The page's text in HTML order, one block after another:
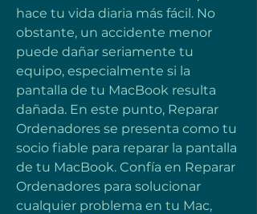
hace tu vida diaria más fácil. No
obstante, un accidente menor
puede dañar seriamente tu
equipo, especialmente si la
pantalla de tu MacBook resulta
dañada. En este punto, Reparar
Ordenadores se presenta como tu
socio fiable para reparar la pantalla
de tu MacBook. Confía en Reparar
Ordenadores para solucionar
cualquier problema en tu Mac,